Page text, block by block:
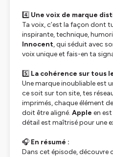
4️⃣ Une voix de marque
Ta voix, c’est la façon dont
inspirante, technique,
Innocent, qui séduit avec
voix unique et fais-en ta
5️⃣ La cohérence sur tous
Une marque inoubliable est
ce soit sur ton site, tes
imprimés, chaque élément
doit être aligné. Apple en
détail est maîtrisé pour une
🎧 En résumé :
Dans cet épisode, découvre